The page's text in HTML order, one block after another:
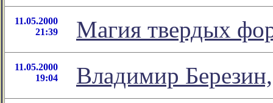
11.05.2000
21:39
Магия твердых
11.05.2000
19:04
Владимир